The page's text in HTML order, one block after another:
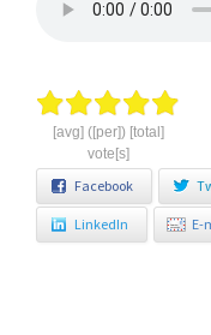
[avg] ([per]) [total]
vote[s]
Facebook
LinkedIn E-